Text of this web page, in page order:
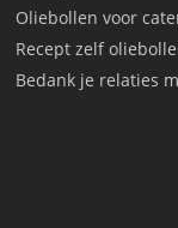
Oliebollen voor
Recept zelf
Bedank je relaties